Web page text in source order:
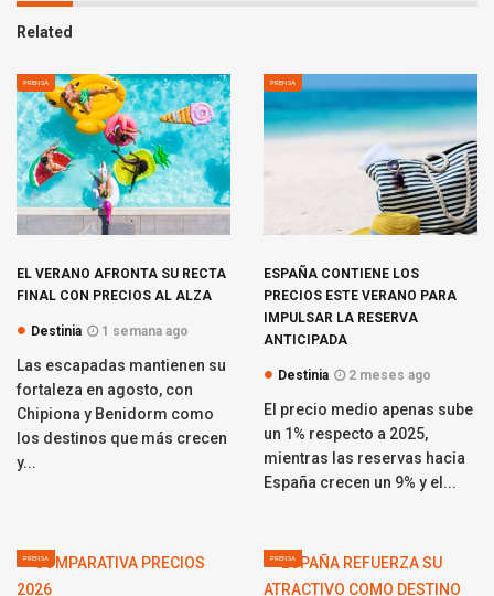
Related
PRENSA
EL VERANO AFRONTA SU RECTA
FINAL CON PRECIOS AL ALZA
Destinia 1 semana ago
Las escapadas mantienen su
fortaleza en agosto, con
Chipiona y Benidorm como
los destinos que más crecen
y...
PRENSA
ESPAÑA CONTIENE LOS
PRECIOS ESTE VERANO PARA
IMPULSAR LA RESERVA
ANTICIPADA
Destinia 2 meses ago
El precio medio apenas sube
un 1% respecto a 2025,
mientras las reservas hacia
España crecen un 9% y el...
PRENSA PRENSA